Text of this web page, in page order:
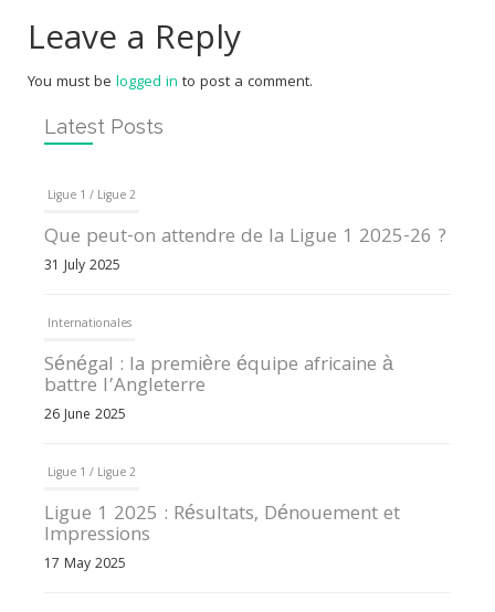
Leave a Reply
You must be logged in to post a comment.
Latest Posts
Ligue 1 / Ligue 2
Que peut-on attendre de la Ligue 1 2025-26 ?
31 July 2025
Internationales
Sénégal : la première équipe africaine à
battre l’Angleterre
26 June 2025
Ligue 1 / Ligue 2
Ligue 1 2025 : Résultats, Dénouement et
Impressions
17 May 2025